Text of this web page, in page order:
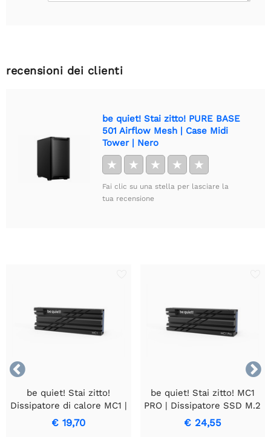
recensioni dei clienti
be quiet! Stai zitto! PURE BASE
501 Airflow Mesh | Case Midi
Tower | Nero
★ ★ ★ ★ ★
Fai clic su una stella per lasciare la
tua recensione


be quiet! Stai zitto!
Dissipatore di calore MC1 |
M.2 SSD | Raffreddamento
passivo | Alluminio | Nero
€ 19,70
be quiet! Stai zitto! MC1
PRO | Dissipatore SSD M.2
| Doppio Dissipatore |
Alluminio | Nero
€ 24,55